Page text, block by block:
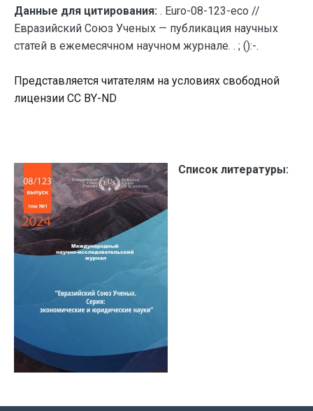
Данные для цитирования: . Euro-08-123-eco //
Евразийский Союз Ученых — публикация научных
статей в ежемесячном научном журнале. . ; ():-.
Представляется читателям на условиях свободной
лицензии CC BY-ND
Список литературы: